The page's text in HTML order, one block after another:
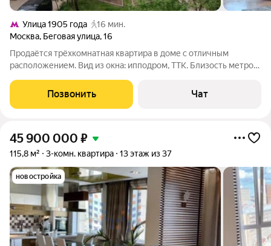
Улица 1905 года
16 мин.
Москва, Беговая улица,16
Продаётся трёхкомнатная квартира в доме с отличным
расположением. Вид из окна: ипподром, ТТК. Близость метро
Развитая инфраструктура: магазины, детский сад, библиотека,
школа, пункт ПВЗ.
Позвонить Чат
45 900 000 ₽
115,8 м² 3-комн. квартира 13 этаж из 37
новостройка